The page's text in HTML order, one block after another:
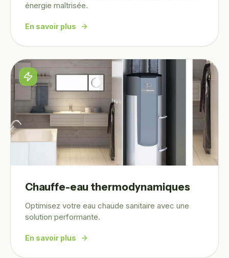
énergie maîtrisée.
En savoir plus
Chauffe-eau thermodynamiques
Optimisez votre eau chaude sanitaire avec une
solution performante.
En savoir plus